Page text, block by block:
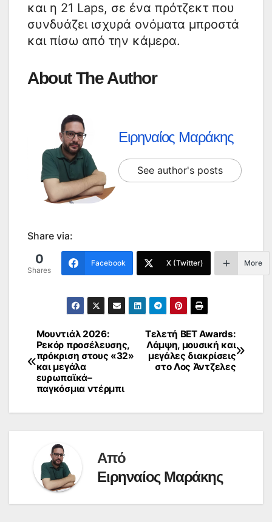
και η 21 Laps, σε ένα πρότζεκτ που
συνδυάζει ισχυρά ονόματα μπροστά
και πίσω από την κάμερα.
About The Author
Ειρηναίος Μαράκης
See author's posts
Share via:
0
Shares
Facebook X (Twitter) More
Πλοήγηση
άρθρων
Τελετή BET Awards:
Λάμψη, μουσική και
μεγάλες διακρίσεις
στο Λος Άντζελες
Μουντιάλ 2026:
Ρεκόρ προσέλευσης,
πρόκριση στους «32»
και μεγάλα
ευρωπαϊκά–
παγκόσμια ντέρμπι
Από
Ειρηναίος Μαράκης